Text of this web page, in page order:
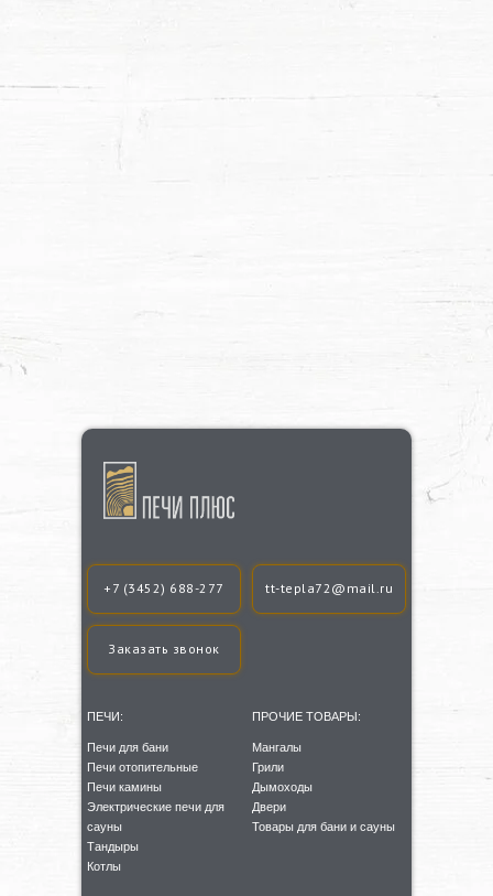
Заказать звонок
+7 (3452) 688-277 tt-tepla72@mail.ru
ПЕЧИ:
Печи для бани
Печи отопительные
Печи камины
Электрические печи для
сауны
Тандыры
Котлы
Мангалы
Грили
Дымоходы
Двери
Товары для бани и сауны
ПРОЧИЕ ТОВАРЫ: